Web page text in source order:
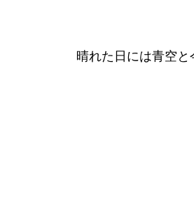
晴れた日には青空